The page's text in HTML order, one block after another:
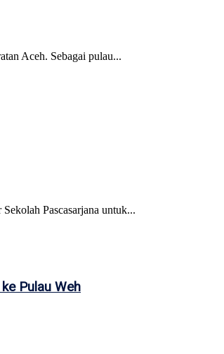
Aceh. Sebagai pulau...
Pascasarjana untuk...
Pulau Weh